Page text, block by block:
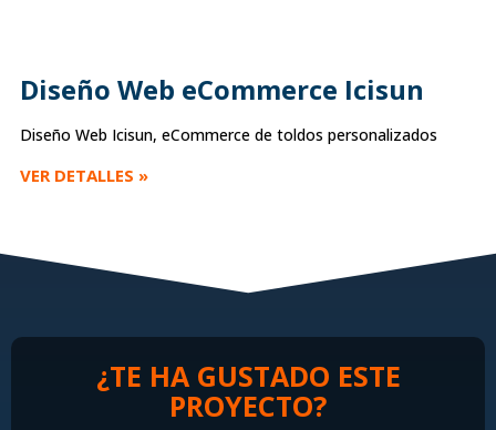
Diseño Web eCommerce Icisun
Diseño Web Icisun, eCommerce de toldos personalizados
VER DETALLES »
¿TE HA GUSTADO ESTE
PROYECTO?